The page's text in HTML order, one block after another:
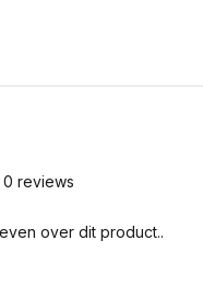
0 reviews
over dit product..